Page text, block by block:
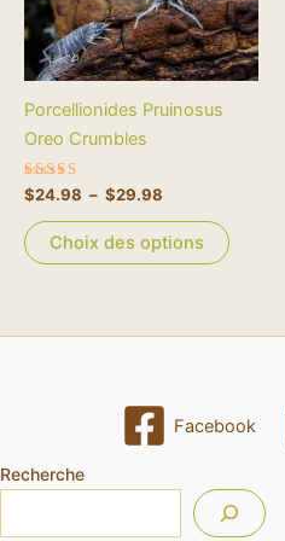
Porcellionides Pruinosus
Oreo Crumbles
Note
5.00
sur 5
$24.98 – $29.98
Choix des options
Les
options
peuvent
du
Facebook
Recherche